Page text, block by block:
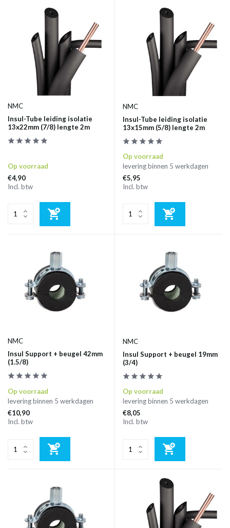
NMC
Insul-Tube leiding isolatie
13x22mm (7/8) lengte 2m
Op voorraad
€4,90
Incl. btw
NMC
Insul-Tube leiding isolatie
13x15mm (5/8) lengte 2m
Op voorraad
levering binnen 5 werkdagen
€5,95
Incl. btw
NMC
Insul Support + beugel 42mm
(1.5/8)
Op voorraad
levering binnen 5 werkdagen
€10,90
Incl. btw
NMC
Insul Support + beugel 19mm
(3/4)
Op voorraad
levering binnen 5 werkdagen
€8,05
Incl. btw